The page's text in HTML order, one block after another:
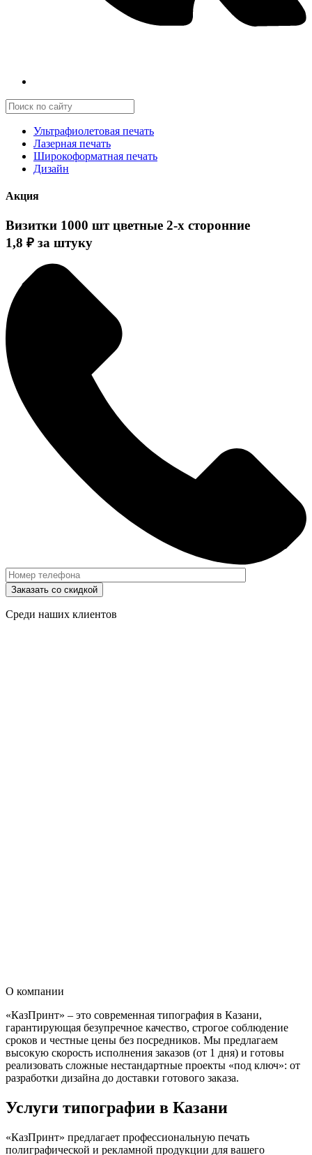
Ультрафиолетовая печать
Лазерная печать
Широкоформатная печать
Дизайн
Акция
Визитки 1000 шт цветные 2-х сторонние
1,8 ₽ за штуку
Заказать со скидкой
Среди наших клиентов
О компании
«КазПринт» – это современная типография в Казани,
гарантирующая безупречное качество, строгое соблюдение
сроков и честные цены без посредников. Мы предлагаем
высокую скорость исполнения заказов (от 1 дня) и готовы
реализовать сложные нестандартные проекты «под ключ»: от
разработки дизайна до доставки готового заказа.
Услуги типографии в Казани
«КазПринт» предлагает профессиональную печать
полиграфической и рекламной продукции для вашего